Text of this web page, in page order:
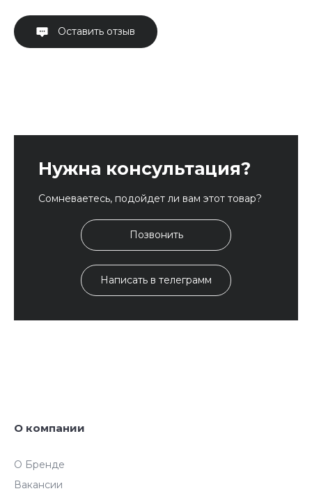
Оставить отзыв
Нужна консультация?
Сомневаетесь, подойдет ли вам этот товар?
Позвонить
Написать в телеграмм
О компании
О Бренде
Вакансии